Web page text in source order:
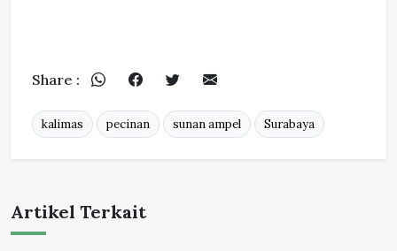
Share :
kalimas pecinan sunan ampel Surabaya
Artikel Terkait